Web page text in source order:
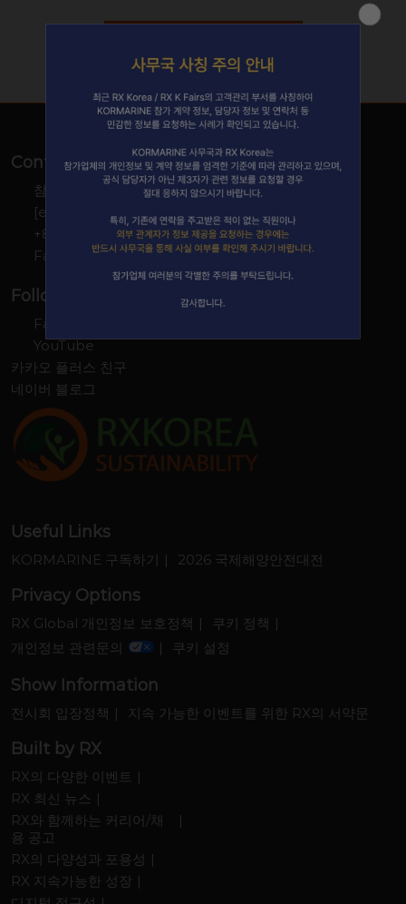
Contact
참가 문의하기
[email protected]
+82-2-554-3120
Fax: +82-2-881-5445
Follow Us
Facebook
YouTube
카카오 플러스 친구
네이버 블로그
Useful Links
KORMARINE 구독하기 2026 국제해양안전대전
Privacy Options
RX Global 개인정보 보호정책
쿠키 정책
개인정보 관련문의
쿠키 설정
Show Information
전시회 입장정책 지속 가능한 이벤트를 위한 RX의 서약문
Built by RX
RX의 다양한 이벤트
RX 최신 뉴스
RX와 함께하는 커리어/채
용 공고
RX의 다양성과 포용성
RX 지속가능한 성장